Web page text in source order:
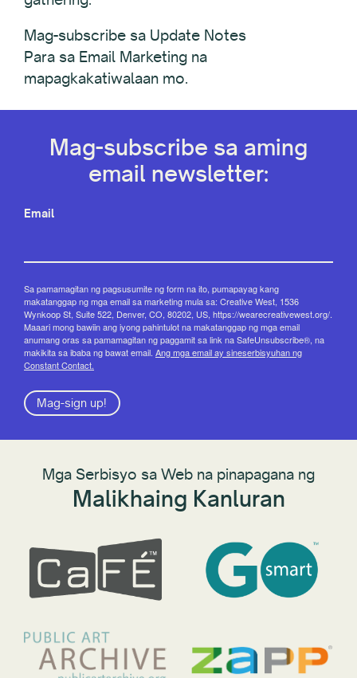
Mag-subscribe sa Update Notes
Para sa Email Marketing na
mapagkakatiwalaan mo.
Mag-subscribe sa aming
email newsletter:
Email
Sa pamamagitan ng pagsusumite ng form na ito, pumapayag kang
makatanggap ng mga email sa marketing mula sa: Creative West, 1536
Wynkoop St, Suite 522, Denver, CO, 80202, US, https://wearecreativewest.org/.
Maaari mong bawiin ang iyong pahintulot na makatanggap ng mga email
anumang oras sa pamamagitan ng paggamit sa link na SafeUnsubscribe®, na
makikita sa ibaba ng bawat email. Ang mga email ay sineserbisyuhan ng
Constant Contact.
Mag-sign up!
Mga Serbisyo sa Web na pinapagana ng
Malikhaing Kanluran